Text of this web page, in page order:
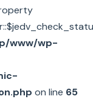
www/wp-
on line 65